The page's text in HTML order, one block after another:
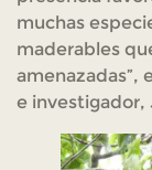
muchas
maderables
amenazadas”,
e investigador,